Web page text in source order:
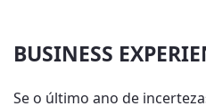
BUSINESS
Se o último ano de